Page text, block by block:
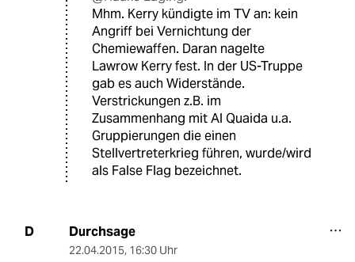
Mhm. Kerry kündigte im TV an: kein
Angriff bei Vernichtung der
Chemiewaffen. Daran nagelte
Lawrow Kerry fest. In der US-Truppe
gab es auch Widerstände.
Verstrickungen z.B. im
Zusammenhang mit Al Quaida u.a.
Gruppierungen die einen
Stellvertreterkrieg führen, wurde/wird
als False Flag bezeichnet.
D Durchsage
22.04.2015, 16:30 Uhr